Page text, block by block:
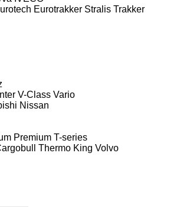
Eurotrakker Stralis Trakker
V-Class Vario
Nissan
Premium T-series
Thermo King Volvo